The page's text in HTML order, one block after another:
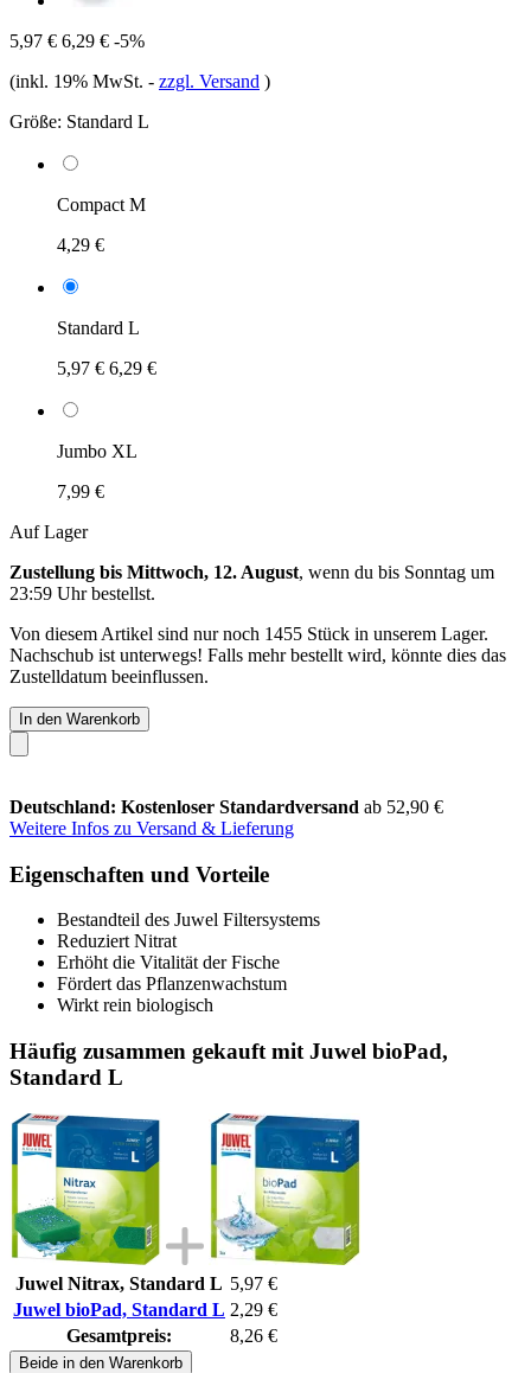
5,97 € 6,29 € -5%
(inkl. 19% MwSt. - zzgl. Versand )
Größe: Standard L
Compact M
4,29 €
Standard L
5,97 € 6,29 €
Jumbo XL
7,99 €
Auf Lager
Zustellung bis Mittwoch, 12. August, wenn du bis Sonntag um
23:59 Uhrbestellst.
Von diesem Artikel sind nur noch 1455 Stück in unserem Lager.
Nachschub ist unterwegs! Falls mehr bestellt wird, könnte dies das
Zustelldatum beeinflussen.
In den Warenkorb
Deutschland: Kostenloser Standardversand ab 52,90 €
Weitere Infos zu Versand & Lieferung
Eigenschaften und Vorteile
Bestandteil des Juwel Filtersystems
Reduziert Nitrat
Erhöht die Vitalität der Fische
Fördert das Pflanzenwachstum
Wirkt rein biologisch
Häufig zusammen gekauft mit Juwel bioPad,
Standard L
Juwel Nitrax, Standard L 5,97 €
Juwel bioPad, Standard L 2,29 €
Gesamtpreis:
8,26 €
Beide in den Warenkorb